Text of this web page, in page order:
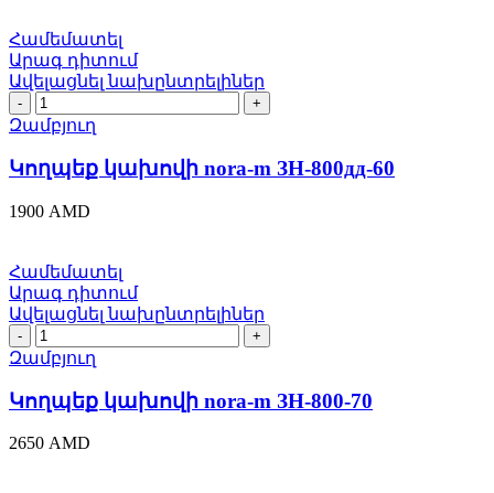
Համեմատել
Արագ դիտում
Ավելացնել նախընտրելիներ
Կողպեք
կախովի
nora-
m
ЗН-800дд-60
quantity
Զամբյուղ
Կողպեք կախովի nora-m ЗН-800дд-60
1900 AMD
Համեմատել
Արագ դիտում
Ավելացնել նախընտրելիներ
Կողպեք
կախովի
nora-
m
ЗН-800-
70
quantity
Զամբյուղ
Կողպեք կախովի nora-m ЗН-800-70
2650 AMD